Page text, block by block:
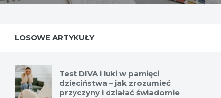
LOSOWE ARTYKUŁY
Test DIVA i luki w pamięci
dzieciństwa – jak zrozumieć
przyczyny i działać świadomie